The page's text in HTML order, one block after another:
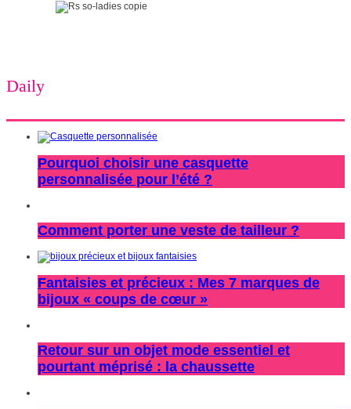
Daily
Pourquoi choisir une casquette
personnalisée pour l’été ?
Comment porter une veste de tailleur ?
Fantaisies et précieux : Mes 7 marques de
bijoux « coups de cœur »
Retour sur un objet mode essentiel et
pourtant méprisé : la chaussette